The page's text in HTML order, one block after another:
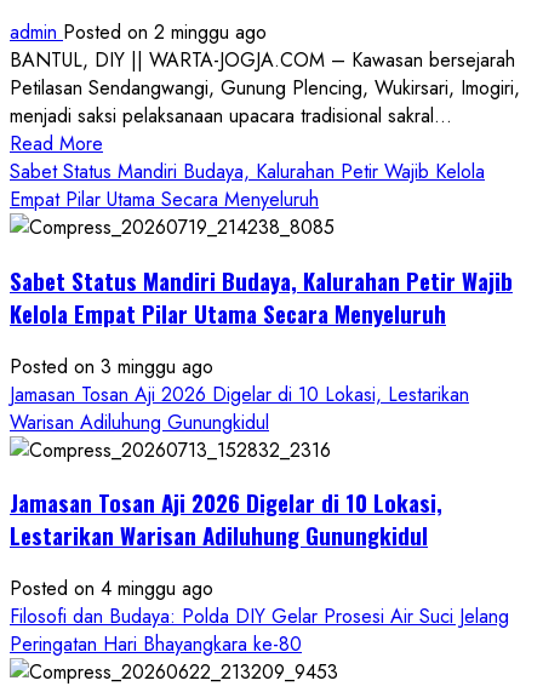
admin Posted on 2 minggu ago
BANTUL, DIY || WARTA-JOGJA.COM – Kawasan bersejarah
Petilasan Sendangwangi, Gunung Plencing, Wukirsari, Imogiri,
menjadi saksi pelaksanaan upacara tradisional sakral...
Read More
more
about
Dihadiri
Nasional,
Ruwatan
Petilasan
Sendangwangi
Mohon
Restu
Hayuning
Bawono
Sabet Status Mandiri Budaya, Kalurahan Petir Wajib Kelola
Empat Pilar Utama Secara Menyeluruh
Sabet Status Mandiri Budaya, Kalurahan Petir Wajib
Kelola Empat Pilar Utama Secara Menyeluruh
Posted on 3 minggu ago
Jamasan Tosan Aji 2026 Digelar di 10 Lokasi, Lestarikan
Warisan Adiluhung Gunungkidul
Jamasan Tosan Aji 2026 Digelar di 10 Lokasi,
Lestarikan Warisan Adiluhung Gunungkidul
Posted on 4 minggu ago
Filosofi dan Budaya: Polda DIY Gelar Prosesi Air Suci Jelang
Peringatan Hari Bhayangkara ke-80